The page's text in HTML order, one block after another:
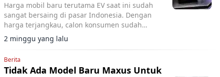
Harga mobil baru terutama EV saat ini sudah
sangat bersaing di pasar Indonesia. Dengan
harga terjangkau, calon konsumen sudah
mendapatkan model dengan fitur lengkap.
2 minggu yang lalu
Berita
Tidak Ada Model Baru Maxus Untuk